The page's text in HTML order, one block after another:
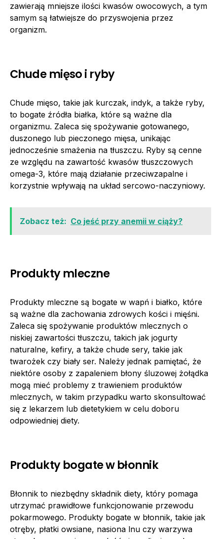
zawierają mniejsze ilości kwasów owocowych, a tym
samym są łatwiejsze do przyswojenia przez
organizm.
Chude mięso i ryby
Chude mięso, takie jak kurczak, indyk, a także ryby,
to bogate źródła białka, które są ważne dla
organizmu. Zaleca się spożywanie gotowanego,
duszonego lub pieczonego mięsa, unikając
jednocześnie smażenia na tłuszczu. Ryby są cenne
ze względu na zawartość kwasów tłuszczowych
omega-3, które mają działanie przeciwzapalne i
korzystnie wpływają na układ sercowo-naczyniowy.
Zobacz też: Co jeść przy anemii w ciąży?
Produkty mleczne
Produkty mleczne są bogate w wapń i białko, które
są ważne dla zachowania zdrowych kości i mięśni.
Zaleca się spożywanie produktów mlecznych o
niskiej zawartości tłuszczu, takich jak jogurty
naturalne, kefiry, a także chude sery, takie jak
twarożek czy biały ser. Należy jednak pamiętać, że
niektóre osoby z zapaleniem błony śluzowej żołądka
mogą mieć problemy z trawieniem produktów
mlecznych, w takim przypadku warto skonsultować
się z lekarzem lub dietetykiem w celu doboru
odpowiedniej diety.
Produkty bogate w błonnik
Błonnik to niezbędny składnik diety, który pomaga
utrzymać prawidłowe funkcjonowanie przewodu
pokarmowego. Produkty bogate w błonnik, takie jak
otręby, płatki owsiane, nasiona lnu czy warzywa